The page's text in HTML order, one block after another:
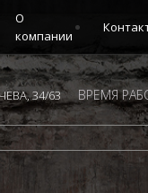
О
компании
34/63 ВРЕМЯ